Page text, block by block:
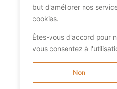
but d'améliorer nos
cookies.
Êtes-vous d'accord pour
vous consentez à
Non